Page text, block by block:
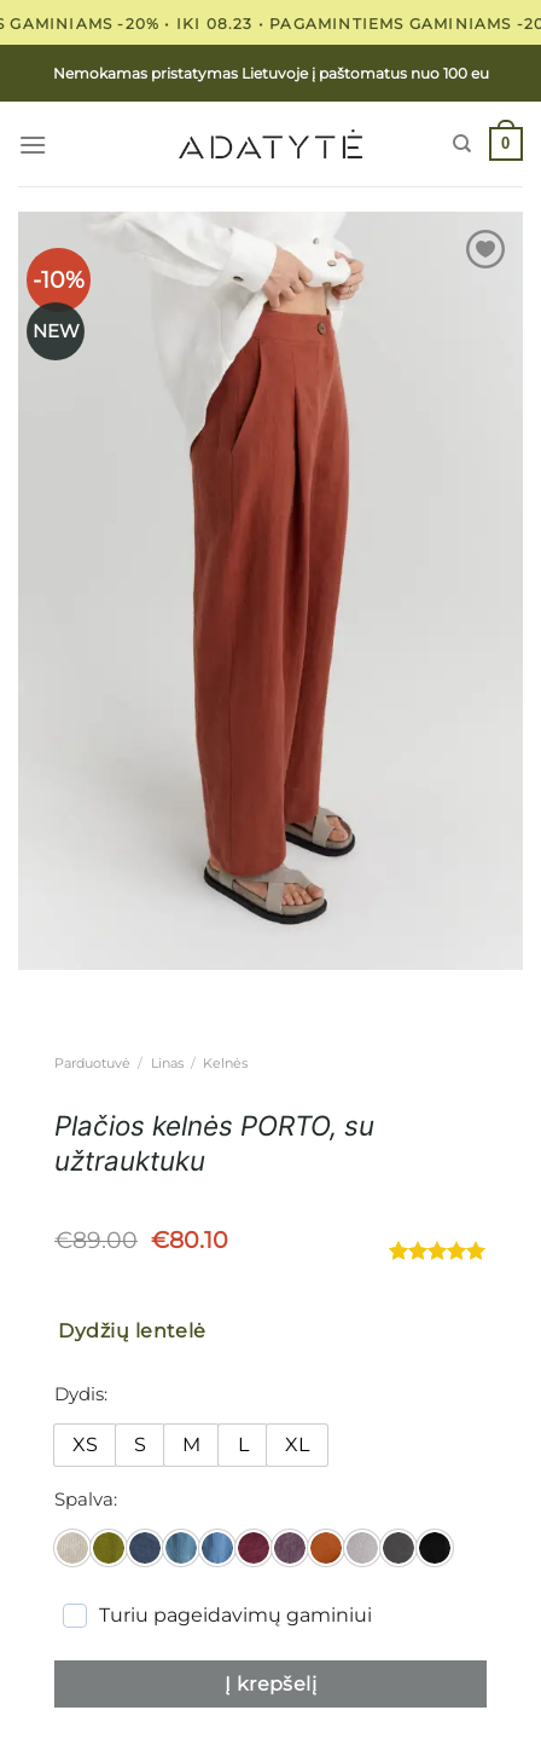
Skip
to
content
-20% • IKI 08.23 •PAGAMINTIEMS GAMINIAMS -
Nemokamas pristatymas Lietuvoje į paštomatus nuo 100 eu
0
-10%
NEW
Parduotuvė / Linas / Kelnės
Plačios kelnės PORTO, su
užtrauktuku
€89.00 Original
€80.10Current
Dydžių lentelė
Dydis
XS S M L XL
Spalva
Turiu pageidavimų gaminiui
Į krepšelį